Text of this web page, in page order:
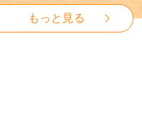
種なし 先行予約 富士川町
10000円 一万円 9000円 九千円
もっと見る